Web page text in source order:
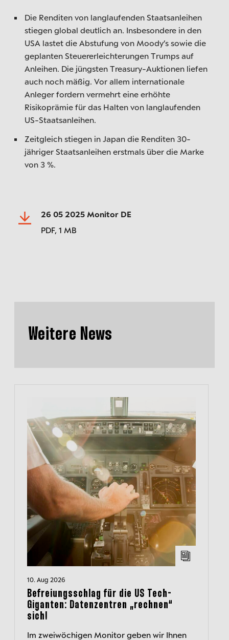
Die Renditen von langlaufenden Staatsanleihen
stiegen global deutlich an. Insbesondere in den
USA lastet die Abstufung von Moody’s sowie die
geplanten Steuererleichterungen Trumps auf
Anleihen. Die jüngsten Treasury-Auktionen liefen
auch noch mäßig. Vor allem internationale
Anleger fordern vermehrt eine erhöhte
Risikoprämie für das Halten von langlaufenden
US-Staatsanleihen.
Zeitgleich stiegen in Japan die Renditen 30-
jähriger Staatsanleihen erstmals über die Marke
von 3 %.
26 05 2025 Monitor DE
PDF, 1 MB
Weitere News
10. Aug 2026
Befreiungsschlag für die US Tech-
Giganten: Datenzentren „rechnen“
sich!
Im zweiwöchigen Monitor geben wir Ihnen